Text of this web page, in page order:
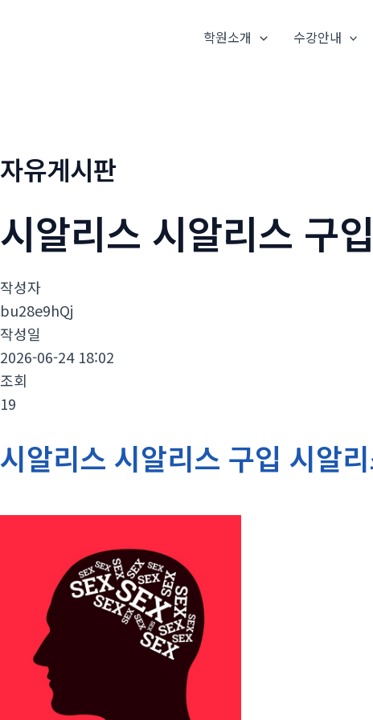
학원소개 수강안내
자유게시판
시알리스 시알리스 구
작성자
bu28e9hQj
작성일
2026-06-24 18:02
조회
19
시알리스 시알리스 구입 시알